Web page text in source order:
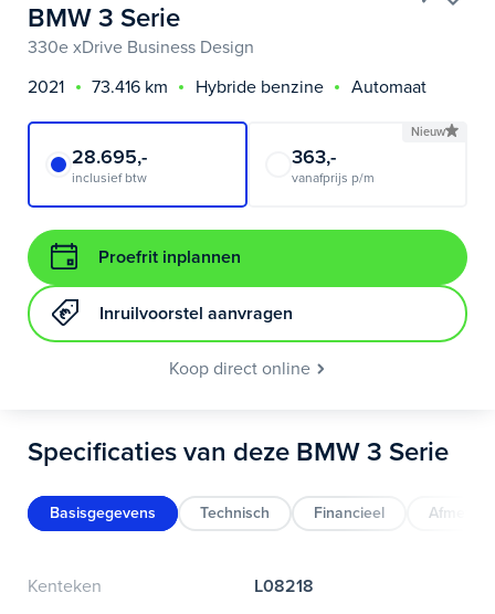
BMW 3 Serie
330e xDrive Business Design
2021
73.416 km Hybride benzine Automaat
28.695,-
inclusief btw
Nieuw
363,-
vanafprijs p/m
Proefrit inplannen
Inruilvoorstel aanvragen
Koop direct online
Specificaties van deze BMW 3 Serie
Basisgegevens Technisch Financieel
Kenteken
L08218